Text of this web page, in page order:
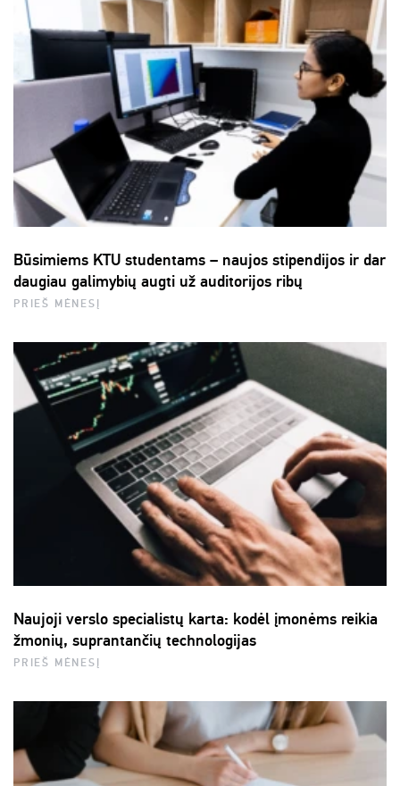
Būsimiems KTU studentams – naujos stipendijos ir dar
daugiau galimybių augti už auditorijos ribų
PRIEŠ MĖNESĮ
Naujoji verslo specialistų karta: kodėl įmonėms reikia
žmonių, suprantančių technologijas
PRIEŠ MĖNESĮ